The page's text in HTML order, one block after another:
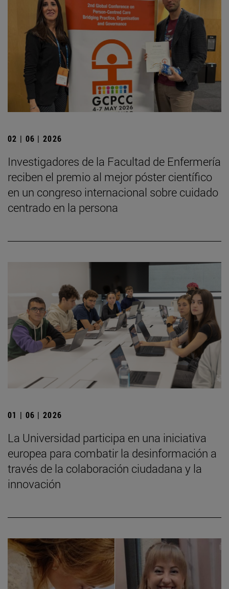
02 | 06 | 2026
Investigadores de la Facultad de Enfermería
reciben el premio al mejor póster científico
en un congreso internacional sobre cuidado
centrado en la persona
01 | 06 | 2026
La Universidad participa en una iniciativa
europea para combatir la desinformación a
través de la colaboración ciudadana y la
innovación